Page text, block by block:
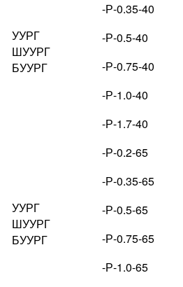
УУРГ
ШУУРГ
БУУРГ
-Р-0.35-40
-Р-0.5-40
-Р-0.75-40
-Р-1.0-40
-Р-1.7-40
УУРГ
ШУУРГ
БУУРГ
-Р-0.2-65
-Р-0.35-65
-Р-0.5-65
-Р-0.75-65
-Р-1.0-65